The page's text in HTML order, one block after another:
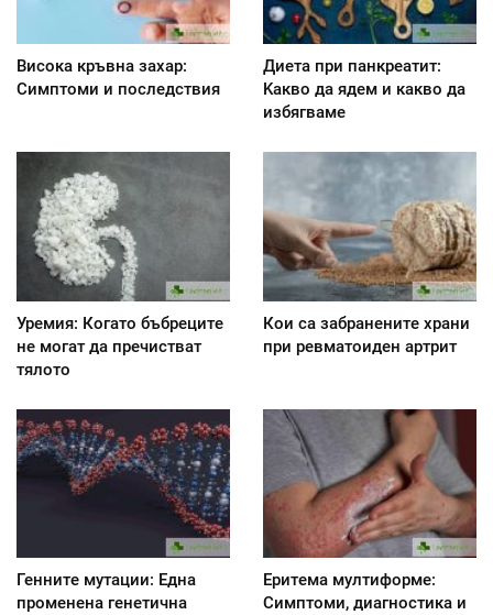
Висока кръвна захар:
Симптоми и последствия
Диета при панкреатит:
Kакво да ядем и какво да
избягваме
Уремия: Когато бъбреците
не могат да пречистват
тялото
Кои са забранените храни
при ревматоиден артрит
Генните мутации: Една
променена генетична
Еритема мултиформе:
Симптоми, диагностика и